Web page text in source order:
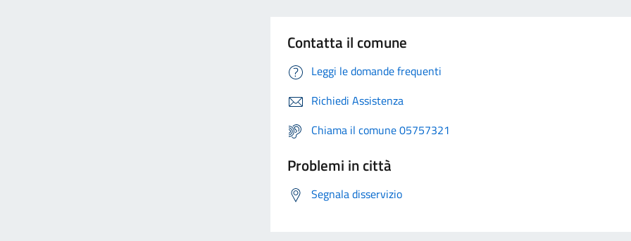
Contatta il comune
Leggi le domande frequenti
Richiedi Assistenza
Chiama il comune 05757321
Problemi in città
Segnala disservizio